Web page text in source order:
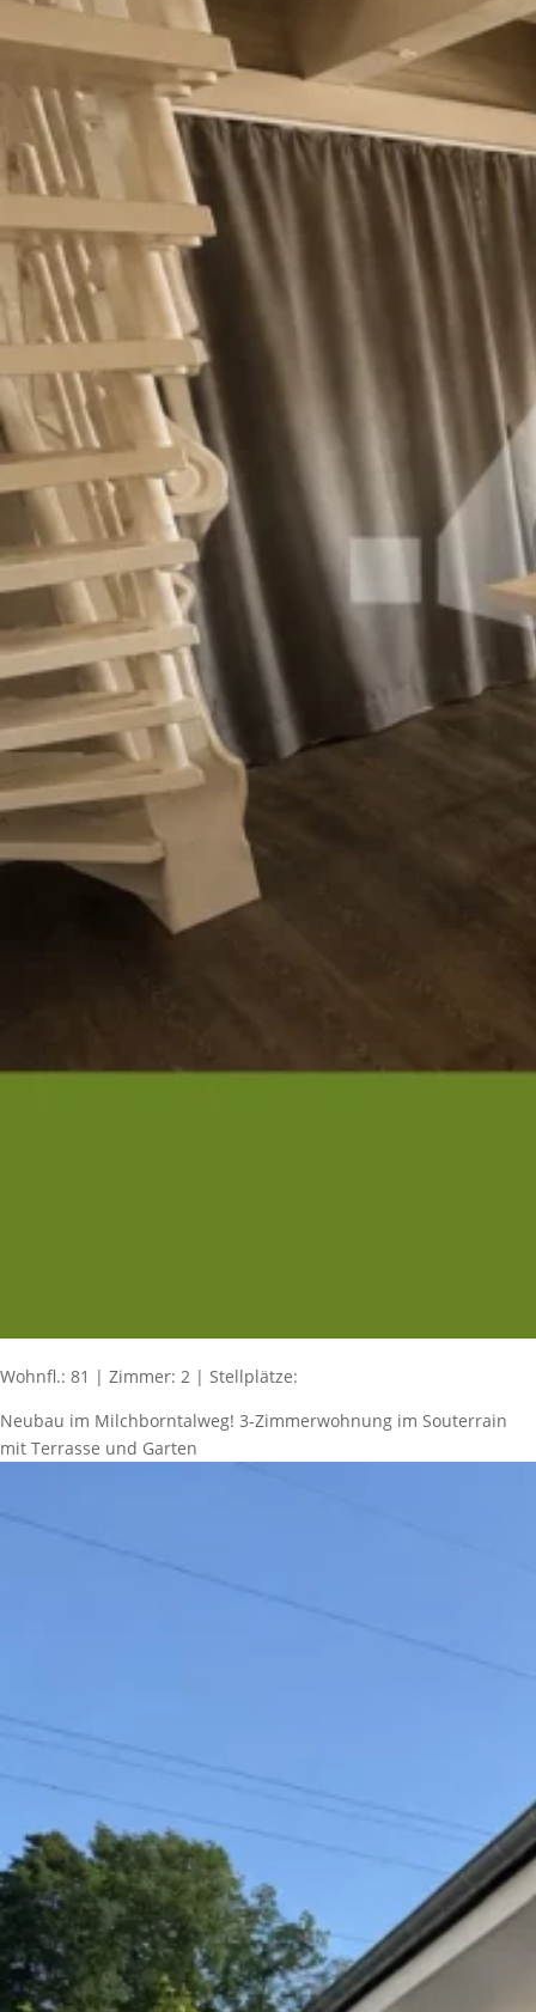
Wohnfl.: 81 | Zimmer: 2 | Stellplätze:
Neubau im Milchborntalweg! 3-Zimmerwohnung im Souterrain
mit Terrasse und Garten